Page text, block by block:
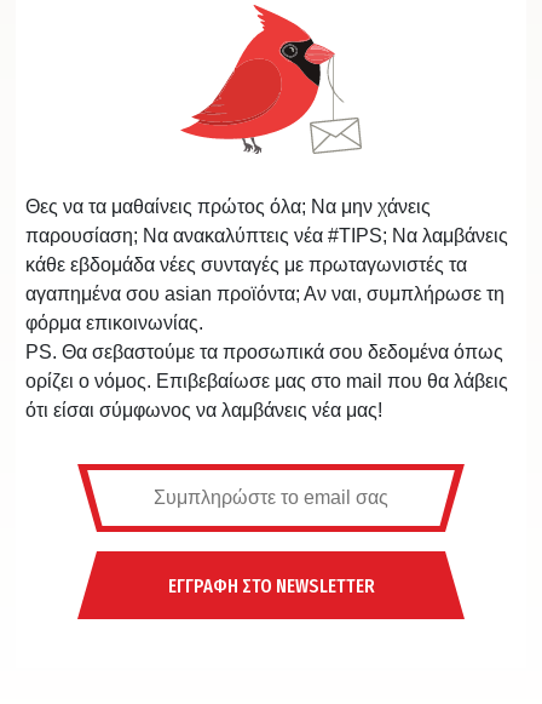
Θες να τα μαθαίνεις πρώτος όλα; Να μην χάνεις
παρουσίαση; Να ανακαλύπτεις νέα #TIPS; Να λαμβάνεις
κάθε εβδομάδα νέες συνταγές με πρωταγωνιστές τα
αγαπημένα σου asian προϊόντα; Αν ναι, συμπλήρωσε τη
φόρμα επικοινωνίας.
PS. Θα σεβαστούμε τα προσωπικά σου δεδομένα όπως
ορίζει ο νόμος. Επιβεβαίωσε μας στο mail που θα λάβεις
ότι είσαι σύμφωνος να λαμβάνεις νέα μας!
ΕΓΓΡΑΦΗ ΣΤΟ NEWSLETTER